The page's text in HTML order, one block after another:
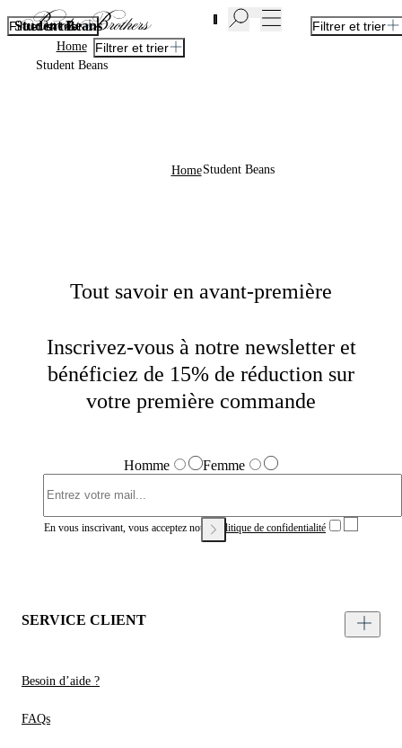
Nouvelles pièces en Soldes | Jusqu'à -50%
Home
Student Beans
Filtrer et trier
Student Beans Filtrer et trier
Filtrer et trier
HomeStudent Beans
Tout savoir en avant-première
Inscrivez-vous à notre newsletter et
bénéficiez de 15% de réduction sur
votre première commande
Homme Femme
En vous inscrivant, vous acceptez notrePolitique de confidentialité
SERVICE CLIENT
Besoin d’aide ?
FAQs